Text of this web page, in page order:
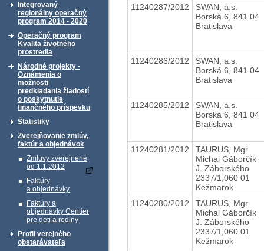
Integrovaný
regionálny operačný
program 2014 - 2020
Operačný program
Kvalita životného
prostredia
Národné projekty -
Oznámenia o
možnosti
predkladania žiadostí
o poskytnutie
finančného príspevku
Štatistiky
Zverejňovanie zmlúv,
faktúr a objednávok
Zmluvy zverejnené
od 1.1.2012
Faktúry
a objednávky
Faktúry a
objednávky Centier
pre deti a rodiny
Profil verejného
obstarávateľa
11240287/2012
SWAN, a.s.
Borská 6, 841 04
Bratislava
11240286/2012
SWAN, a.s.
Borská 6, 841 04
Bratislava
11240285/2012
SWAN, a.s.
Borská 6, 841 04
Bratislava
11240281/2012
TAURUS, Mgr.
Michal Gáborčík
J. Záborského
2337/1,060 01
Kežmarok
11240280/2012
TAURUS, Mgr.
Michal Gáborčík
J. Záborského
2337/1,060 01
Kežmarok